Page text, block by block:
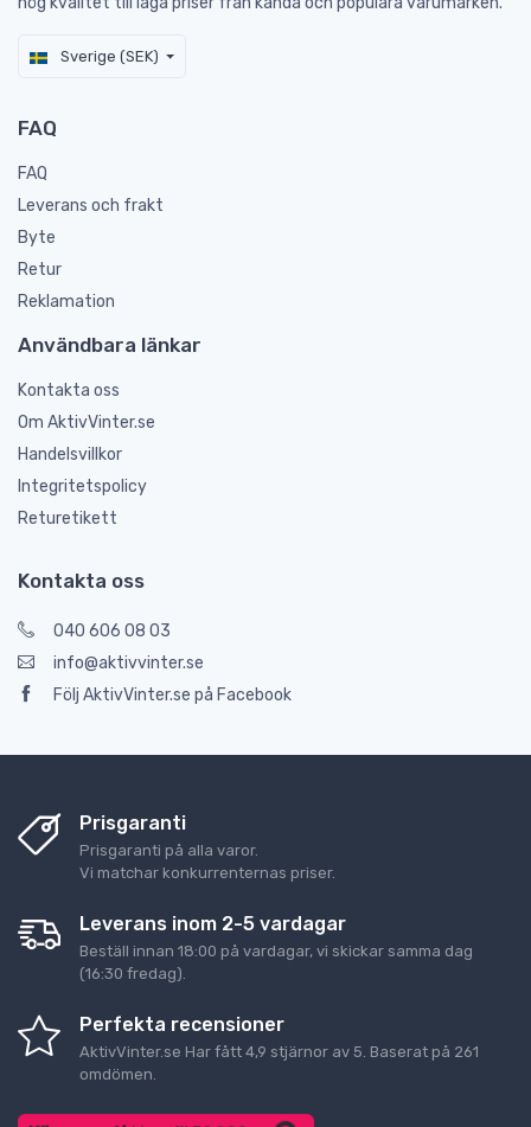
Sverige (SEK)
FAQ
FAQ
Leverans och frakt
Byte
Retur
Reklamation
Användbara länkar
Kontakta oss
Om AktivVinter.se
Handelsvillkor
Integritetspolicy
Returetikett
Kontakta oss
040 606 08 03
info@aktivvinter.se
Följ AktivVinter.se på Facebook
Prisgaranti
Prisgaranti på alla varor.
Vi matchar konkurrenternas priser.
Leverans inom 2-5 vardagar
Beställ innan 18:00 på vardagar, vi skickar samma dag
(16:30 fredag).
Perfekta recensioner
AktivVinter.se Har fått 4,9 stjärnor av 5 . Baserat på 261
omdömen.